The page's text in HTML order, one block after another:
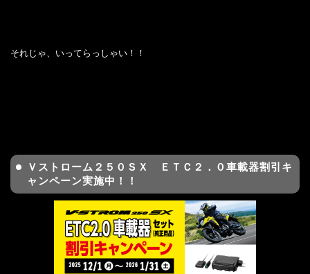
それじゃ、いってらっしゃい！！
Ｖストローム２５０ＳＸ ＥＴＣ２．０車載器割引キ
ャンペーン実施中！！